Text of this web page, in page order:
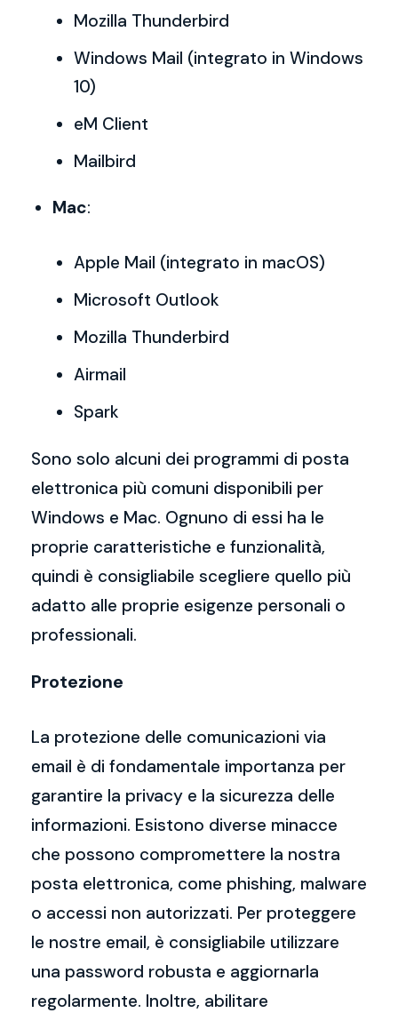
Mozilla Thunderbird
Windows Mail (integrato in Windows
10)
eM Client
Mailbird
Mac:
Apple Mail (integrato in macOS)
Microsoft Outlook
Mozilla Thunderbird
Airmail
Spark
Sono solo alcuni dei programmi di posta
elettronica più comuni disponibili per
Windows e Mac. Ognuno di essi ha le
proprie caratteristiche e funzionalità,
quindi è consigliabile scegliere quello più
adatto alle proprie esigenze personali o
professionali.
Protezione
La protezione delle comunicazioni via
email è di fondamentale importanza per
garantire la privacy e la sicurezza delle
informazioni. Esistono diverse minacce
che possono compromettere la nostra
posta elettronica, come phishing, malware
o accessi non autorizzati. Per proteggere
le nostre email, è consigliabile utilizzare
una password robusta e aggiornarla
regolarmente. Inoltre, abilitare